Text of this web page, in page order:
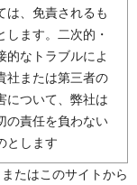
は、免責されるも
します。二次的・
的なトラブルによ
社または第三者の
について、弊社は
の責任を負わない
とします
たはこのサイトから